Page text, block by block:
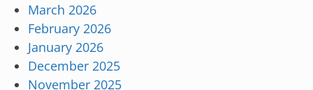
March 2026
February 2026
January 2026
December 2025
November 2025